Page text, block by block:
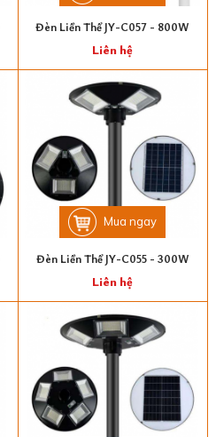
Đèn Liền Thể JY-C057 - 800W
Liên hệ
Mua ngay
Đèn Liền Thể JY-C055 - 300W
Liên hệ